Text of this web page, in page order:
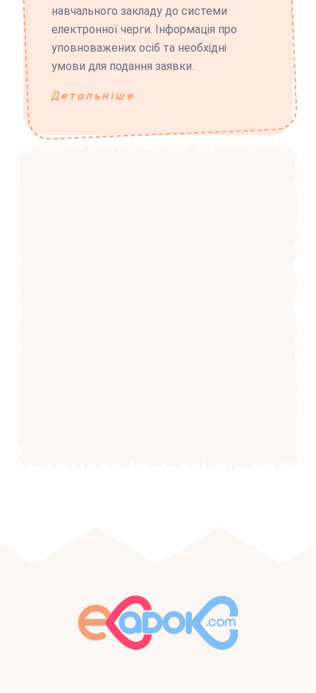
навчального закладу до системи
електронної черги. Інформація про
уповноважених осіб та необхідні
умови для подання заявки.
Детальніше